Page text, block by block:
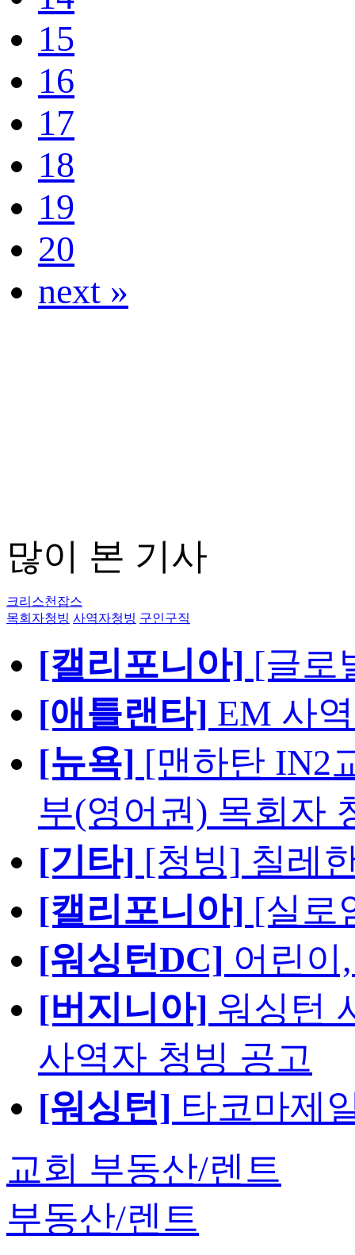
15
16
17
18
19
20
next »
많이 본 기사
크리스천잡스
목회자청빙 사역자청빙 구인구직
[캘리포니아] [글로
[애틀랜타] EM 사
[뉴욕] [맨하탄 IN2
부(영어권) 목회자
[기타] [청빙] 칠레
[캘리포니아] [실로
[워싱턴DC] 어린이
[버지니아] 워싱턴
사역자 청빙 공고
[워싱턴] 타코마제
교회 부동산/렌트
부동산/렌트